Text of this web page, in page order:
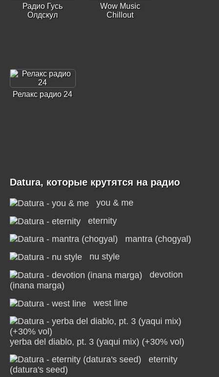
Радио Гусь
Олдскул
Wow Music
Chillout
Релакс радио 24
Datura, которые крутятся на радио
you & me
eternity
mantra (chogyal)
nu style
devotion
(inana marga)
west line
yerba del diablo, pt. 3 (yaqui mix) (+30% vol)
eternity
(datura's seed)